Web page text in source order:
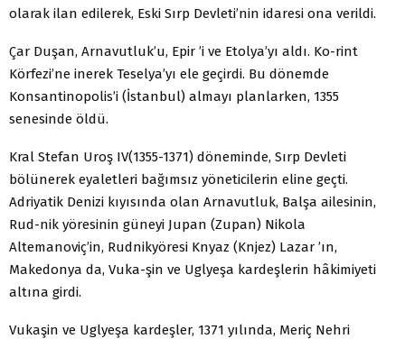
olarak ilan edilerek, Eski Sırp Devleti’nin idaresi ona verildi.
Çar Duşan, Arnavutluk’u, Epir ’i ve Etolya’yı aldı. Ko-rint
Körfezi’ne inerek Teselya’yı ele geçirdi. Bu dönemde
Konsantinopolis’i (İstanbul) almayı planlarken, 1355
senesinde öldü.
Kral Stefan Uroş IV(1355-1371) döneminde, Sırp Devleti
bölünerek eyaletleri bağımsız yöneticilerin eline geçti.
Adriyatik Denizi kıyısında olan Arnavutluk, Balşa ailesinin,
Rud-nik yöresinin güneyi Jupan (Zupan) Nikola
Altemanoviç’in, Rudnikyöresi Knyaz (Knjez) Lazar ’ın,
Makedonya da, Vuka-şin ve Uglyeşa kardeşlerin hâkimiyeti
altına girdi.
Vukaşin ve Uglyeşa kardeşler, 1371 yılında, Meriç Nehri